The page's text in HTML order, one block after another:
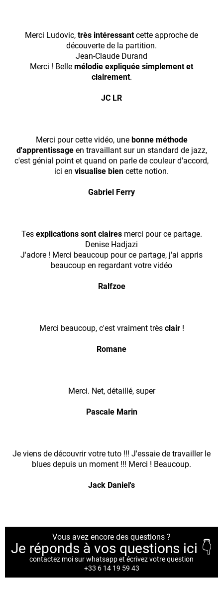
Merci Ludovic, très intéressantcette approche de
découverte de la partition.
Jean-Claude Durand
Merci ! Belle mélodie expliquée simplement et
clairement.
JC LR
Merci pour cette vidéo, unebonne méthode
d'apprentissage en travaillant sur un standard de jazz,
c'est génial point et quand on parle de couleur d'accord,
ici en visualise bien cette notion.
Gabriel Ferry
Tes explications sont clairesmerci pour ce partage.
Denise Hadjazi
J'adore ! Merci beaucoup pour ce partage, j'ai appris
beaucoup en regardant votre vidéo
Ralfzoe
Merci beaucoup, c'est vraiment trèsclair!
Romane
Merci. Net, détaillé, super
Pascale Marin
Je viens de découvrir votre tuto !!! J'essaie de travailler le
blues depuis un moment !!! Merci ! Beaucoup.
Jack Daniel's
Vous avez encore des questions ?
Je réponds à vos questions ici 👇
contactez moi sur whatsapp et écrivez votre question
+33 6 14 19 59 43